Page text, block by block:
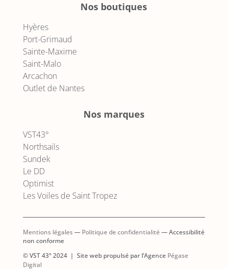
AJOUTER AU PANIER
Nos boutiques
Hyères
Port-Grimaud
Sainte-Maxime
Saint-Malo
Arcachon
Outlet de Nantes
Nos marques
VST43°
Northsails
Sundek
Le DD
Optimist
Les Voiles de Saint Tropez
Mentions légales— Politique de confidentialité— Accessibilité
non conforme
© VST 43° 2024 | Site web propulsé par l’Agence Pégase
Digital